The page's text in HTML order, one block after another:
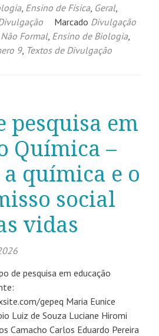
, Ensino de Física, Geral,
Marcado Divulgação
Formal, Ensino de Biologia,
9, Textos de Divulgação
pesquisa em
Química –
a química e o
social
vidas
de pesquisa em educação
gepeq Maria Eunice
Luiz de Souza Luciane Hiromi
Camacho Carlos Eduardo Pereira